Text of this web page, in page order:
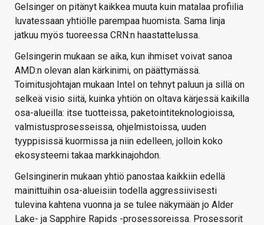
Gelsinger on pitänyt kaikkea muuta kuin matalaa profiilia
luvatessaan yhtiölle parempaa huomista. Sama linja
jatkuu myös tuoreessa CRN:n haastattelussa.
Gelsingerin mukaan se aika, kun ihmiset voivat sanoa
AMD:n olevan alan kärkinimi, on päättymässä.
Toimitusjohtajan mukaan Intel on tehnyt paluun ja sillä on
selkeä visio siitä, kuinka yhtiön on oltava kärjessä kaikilla
osa-alueilla: itse tuotteissa, paketointiteknologioissa,
valmistusprosesseissa, ohjelmistoissa, uuden
tyyppisissä kuormissa ja niin edelleen, jolloin koko
ekosysteemi takaa markkinajohdon.
Gelsinginerin mukaan yhtiö panostaa kaikkiin edellä
mainittuihin osa-alueisiin todella aggressiivisesti
tulevina kahtena vuonna ja se tulee näkymään jo Alder
Lake- ja Sapphire Rapids -prosessoreissa. Prosessorit